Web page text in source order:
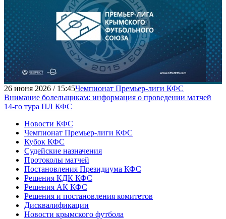
26 июня 2026 / 15:45Чемпионат Премьер-лиги КФС
Внимание болельщикам: информация о проведении матчей
14-го тура ПЛ КФС
Новости КФС
Чемпионат Премьер-лиги КФС
Кубок КФС
Судейские назначения
Протоколы матчей
Постановления Президиума КФС
Решения КДК КФС
Решения АК КФС
Решения и постановления комитетов
Дисквалификации
Новости крымского футбола